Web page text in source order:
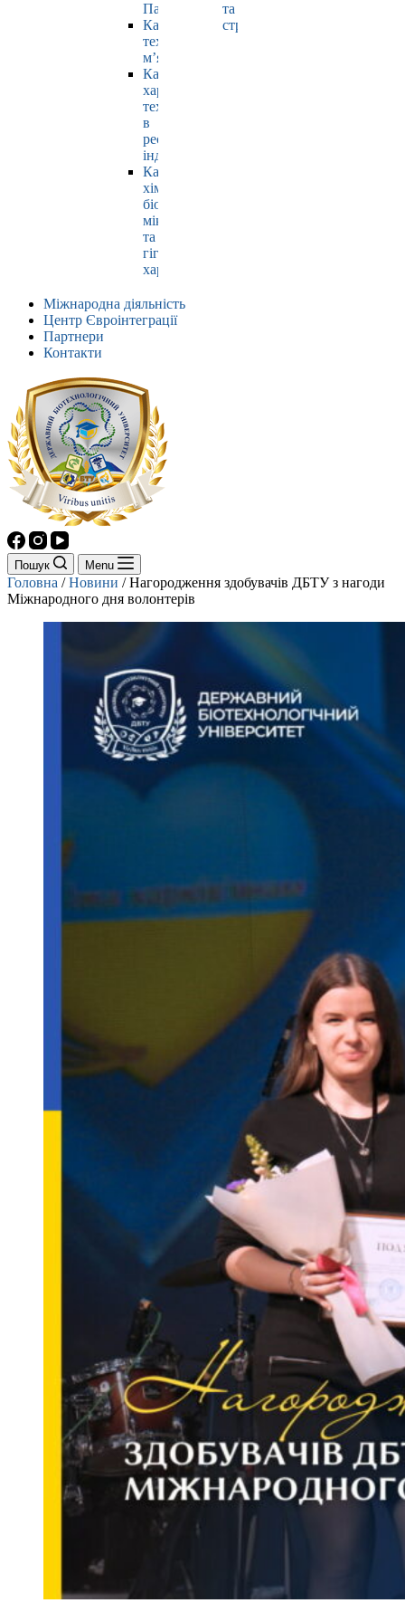
Павлюк
Кафедра
технології
м’яса
Кафедра
харчових
технологій
в
ресторанній
індустрії
Кафедра
хімії,
біохімії,
мікробіології
та
гігієни
харчування
та
страхування
Міжнародна діяльність
Центр Євроінтеграції
Партнери
Контакти
Пошук Menu
Головна /Новини /Нагородження здобувачів ДБТУ з нагоди
Міжнародного дня волонтерів